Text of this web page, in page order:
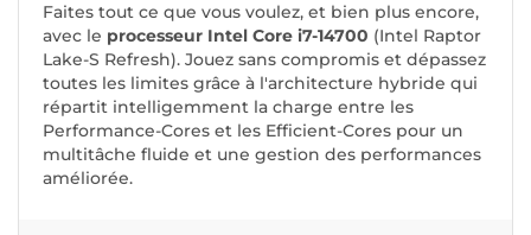
Faites tout ce que vous voulez, et bien plus encore,
avec le processeur Intel Core i7-14700 (Intel Raptor
Lake-S Refresh). Jouez sans compromis et dépassez
toutes les limites grâce à l'architecture hybride qui
répartit intelligemment la charge entre les
Performance-Cores et les Efficient-Cores pour un
multitâche fluide et une gestion des performances
améliorée.